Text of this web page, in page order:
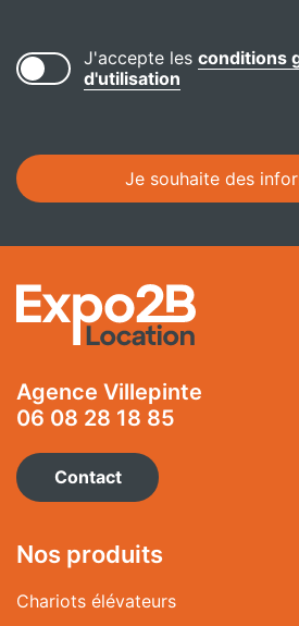
J'accepte les conditions
d'utilisation
Agence Villepinte
06 08 28 18 85
Contact
Nos produits
Chariots élévateurs